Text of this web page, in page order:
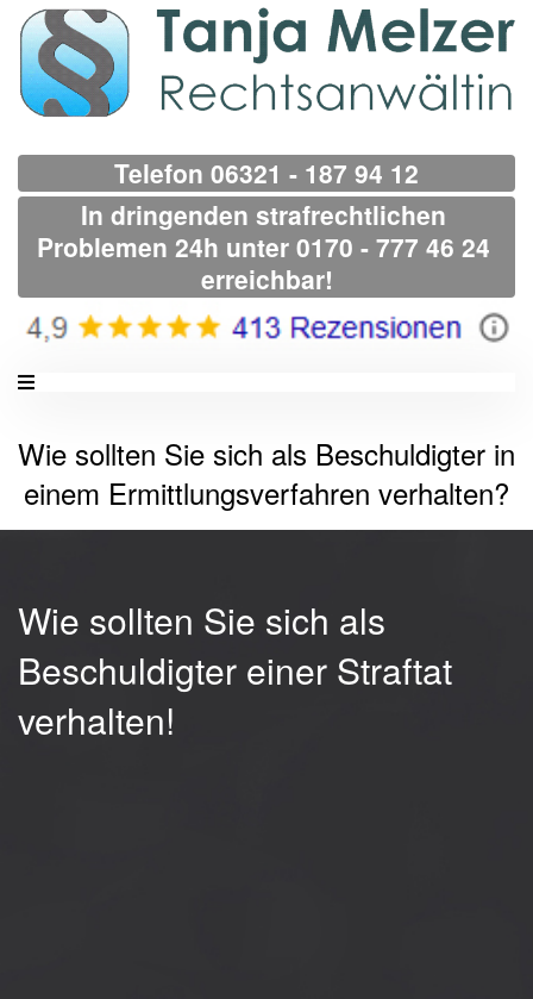
Telefon 06321 - 187 94 12
In dringenden strafrechtlichen
Problemen 24h unter 0170 - 777 46 24
erreichbar!
Wie sollten Sie sich als Beschuldigter in
einem Ermittlungsverfahren verhalten?
Wie sollten Sie sich als
Beschuldigter einer Straftat
verhalten!